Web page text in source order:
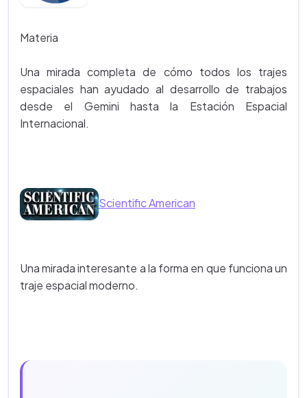
Materia
Una mirada completa de cómo todos los trajes
espaciales han ayudado al desarrollo de trabajos
desde el Gemini hasta la Estación Espacial
Internacional.
Scientific American
Una mirada interesante a la forma en que funciona un
traje espacial moderno.